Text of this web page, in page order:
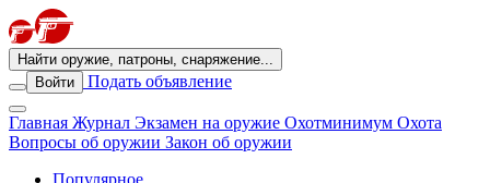
Найти оружие, патроны, снаряжение...
Войти
Подать объявление
Главная Журнал Экзамен на оружие Охотминимум Охота
Вопросы об оружии Закон об оружии
Популярное